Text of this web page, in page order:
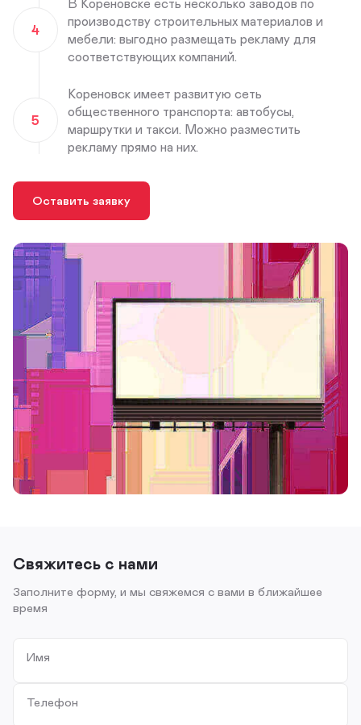
4
производству строительных материалов и
мебели: выгодно размещать рекламу для
соответствующих компаний.
5
Кореновск имеет развитую сеть
общественного транспорта: автобусы,
маршрутки и такси. Можно разместить
рекламу прямо на них.
Оставить заявку
Свяжитесь с нами
Заполните форму, и мы свяжемся с вами в ближайшее
время
Имя
Телефон